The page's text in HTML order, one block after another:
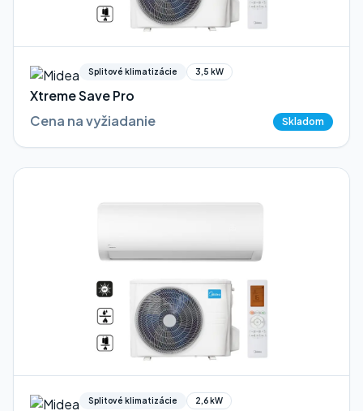
Splitové klimatizácie 3,5 kW
Xtreme Save Pro
Cena na vyžiadanie
Skladom
Splitové klimatizácie 2,6 kW